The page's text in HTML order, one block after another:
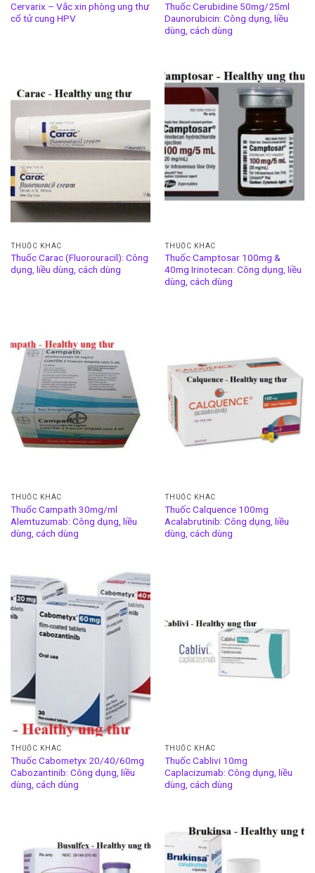
Cervarix – Vắc xin phòng ung thư
cổ tử cung HPV
Thuốc Cerubidine 50mg/25ml
Daunorubicin: Công dụng, liều
dùng, cách dùng
THUỐC KHÁC
Thuốc Carac (Fluorouracil): Công
dụng, liều dùng, cách dùng
THUỐC KHÁC
Thuốc Camptosar 100mg &
40mg Irinotecan: Công dụng, liều
dùng, cách dùng
THUỐC KHÁC
Thuốc Campath 30mg/ml
Alemtuzumab: Công dụng, liều
dùng, cách dùng
THUỐC KHÁC
Thuốc Calquence 100mg
Acalabrutinib: Công dụng, liều
dùng, cách dùng
THUỐC KHÁC
Thuốc Cabometyx 20/40/60mg
Cabozantinib: Công dụng, liều
dùng, cách dùng
THUỐC KHÁC
Thuốc Cablivi 10mg
Caplacizumab: Công dụng, liều
dùng, cách dùng